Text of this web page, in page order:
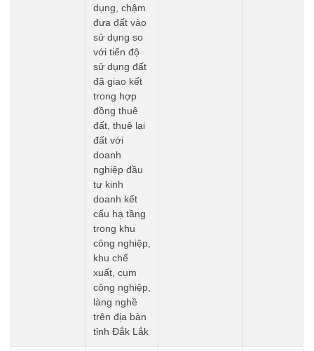
dụng, chậm
đưa đất vào
sử dụng so
với tiến độ
sử dụng đất
đã giao kết
trong hợp
đồng thuê
đất, thuê lại
đất với
doanh
nghiệp đầu
tư kinh
doanh kết
cấu hạ tầng
trong khu
công nghiệp,
khu chế
xuất, cụm
công nghiệp,
làng nghề
trên địa bàn
tỉnh Đắk Lắk